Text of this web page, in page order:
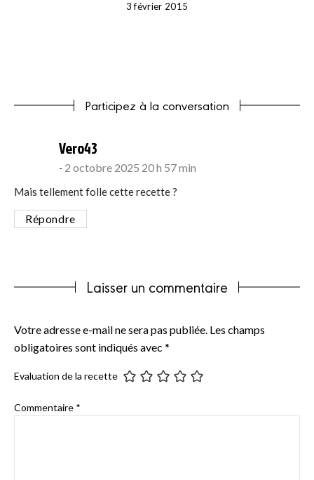
3 février 2015
Participez à la conversation
Vero43
2 octobre 2025 20 h 57 min
Mais tellement folle cette recette ?
Répondre
Laisser un commentaire
Votre adresse e-mail ne sera pas publiée. Les champs
obligatoires sont indiqués avec *
Evaluation de la recette
Commentaire *